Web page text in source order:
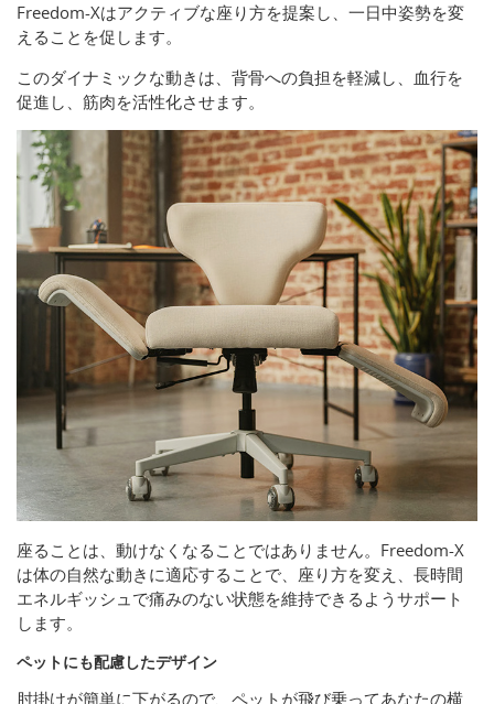
Freedom-Xはアクティブな座り方を提案し、一日中姿勢を変
えることを促します。
このダイナミックな動きは、背骨への負担を軽減し、血行を
促進し、筋肉を活性化させます。
座ることは、動けなくなることではありません。Freedom-X
は体の自然な動きに適応することで、座り方を変え、長時間
エネルギッシュで痛みのない状態を維持できるようサポート
します。
ペットにも配慮したデザイン
肘掛けが簡単に下がるので、ペットが飛び乗ってあなたの横